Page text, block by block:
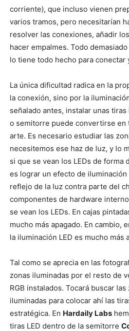
corriente), que incluso vienen
varios tramos, pero necesitarían
resolver las conexiones, añadir
hacer empalmes. Todo
lo tiene todo hecho para conectar
La única dificultad radica en la
la conexión, sino por la
señalado antes, instalar unas
o semitorre puede convertirse en
arte. Es necesario estudiar las
necesitemos ese haz de luz, y lo
si que se vean los LEDs de forma
es lograr un efecto de
reflejo de la luz contra parte del
componentes de hardware
se vean los LEDs. En cajas
mucho más apagado. En cambio,
la iluminación LED es mucho más
Tal como se aprecia en las
zonas iluminadas por el resto de
RGB instalados. Tocará buscar las
iluminadas para colocar ahí las
estratégica. En Hardaily Labs
tiras LED dentro de la semitorre